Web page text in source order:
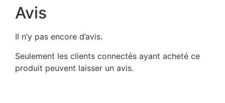
Avis
Il n’y pas encore d’avis.
Seulement les clients connectés ayant acheté ce
produit peuvent laisser un avis.